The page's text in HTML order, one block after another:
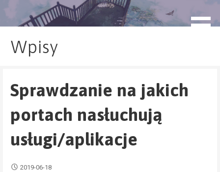
blog.monogatari.pl
Wpisy
Sprawdzanie na jakich
portach nasłuchują
usługi/aplikacje
2019-06-18